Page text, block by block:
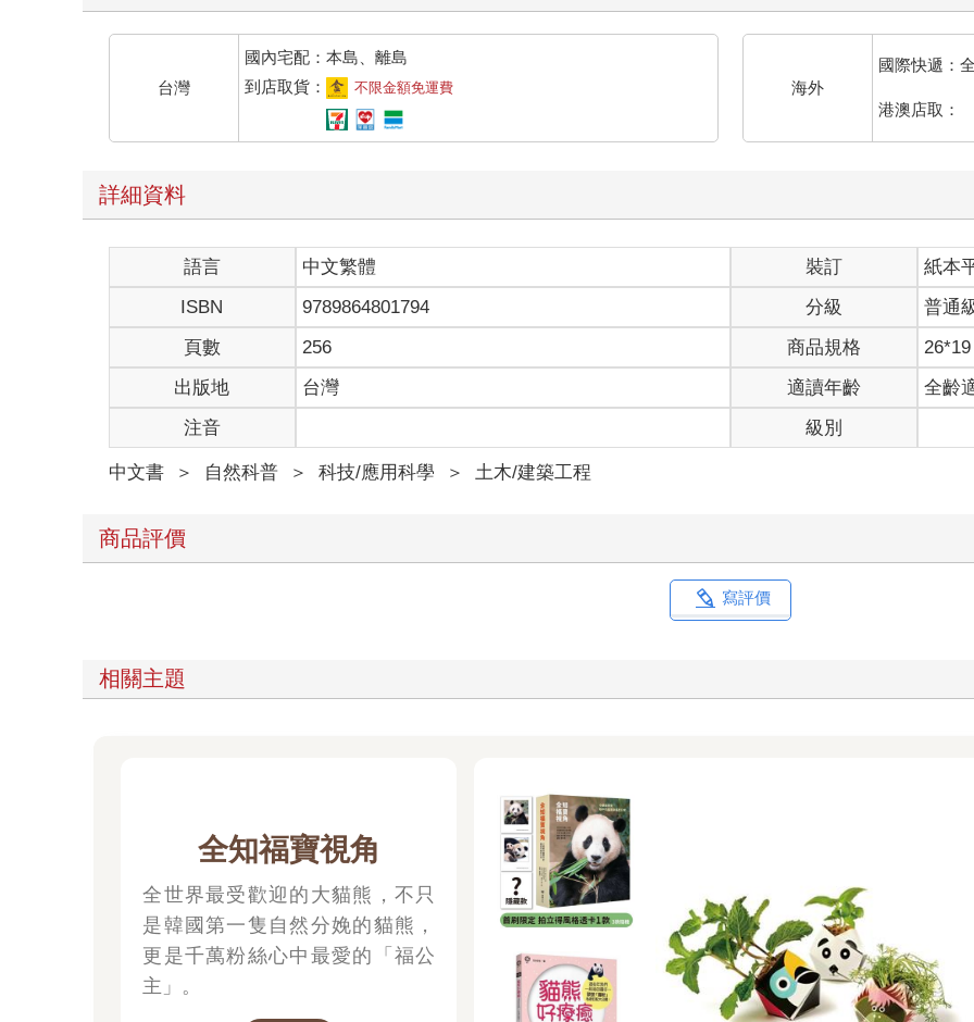
台灣
國內宅配：本島、離島
到店取貨：
不限金額免運費 海外
國際快遞：
港澳店取：
詳細資料
語言 中文繁體 裝訂
紙本
ISBN
9789864801794 分級
普通
頁數
256 商品規格
26*19
出版地
台灣 適讀年齡
全齡
注音
級別
中文書 ＞ 自然科普 ＞ 科技/應用科學 ＞ 土木/建築工程
商品評價
寫評價
相關主題
全知福寶視角
全世界最受歡迎的大貓熊，不只
是韓國第一隻自然分娩的貓熊，
更是千萬粉絲心中最愛的「福公
主」。